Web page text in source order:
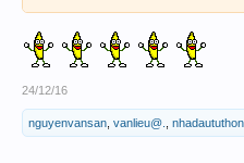
24/12/16
nguyenvansan vanlieu@.